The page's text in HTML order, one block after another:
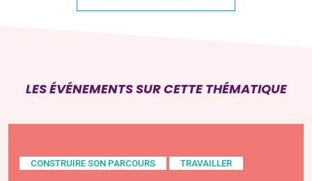
LES ÉVÉNEMENTS SUR CETTE THÉMATIQUE
CONSTRUIRE SON PARCOURS TRAVAILLER